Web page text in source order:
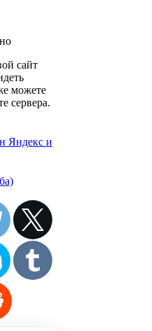
сайт
можете
сервера.
Яндекс и